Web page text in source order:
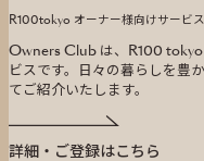
R100tokyo オーナー様向けサービス
Owners Club は、R100 tokyo
ビスです。
日々の暮らしを豊
てご紹介いたします。
詳細・ご登録はこちら